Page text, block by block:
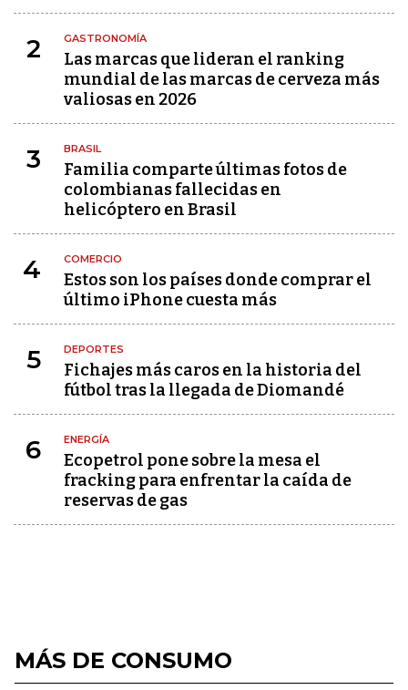
2 GASTRONOMÍA
Las marcas que lideran el ranking
mundial de las marcas de cerveza más
valiosas en 2026
3 BRASIL
Familia comparte últimas fotos de
colombianas fallecidas en
helicóptero en Brasil
4 COMERCIO
Estos son los países donde comprar el
último iPhone cuesta más
5 DEPORTES
Fichajes más caros en la historia del
fútbol tras la llegada de Diomandé
6 ENERGÍA
Ecopetrol pone sobre la mesa el
fracking para enfrentar la caída de
reservas de gas
MÁS DE CONSUMO